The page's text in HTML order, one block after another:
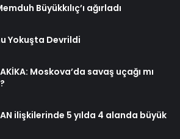
Büyükkılıç’ı ağırladı
Yokuşta Devrildi
Moskova’da savaş uçağı mı
ilişkilerinde 5 yılda 4 alanda büyük